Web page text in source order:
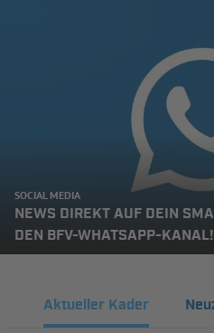
SOCIAL MEDIA
NEWS DIREKT AUF DEIN
DEN BFV-WHATSAPP-KANAL!
Aktueller Kader